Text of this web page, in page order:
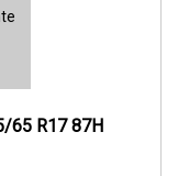
65 R17 87H